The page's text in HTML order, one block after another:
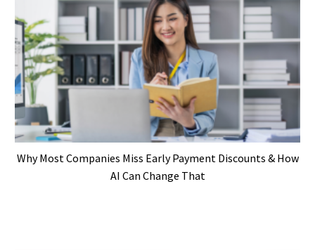
Why Most Companies Miss Early Payment Discounts & How
AI Can Change That